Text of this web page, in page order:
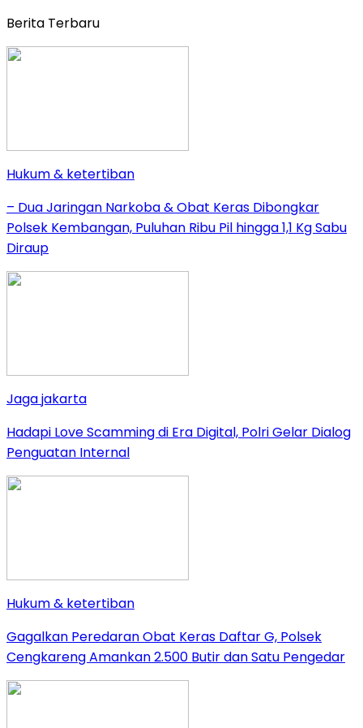
Berita Terbaru
Hukum & ketertiban
– Dua Jaringan Narkoba & Obat Keras Dibongkar
Polsek Kembangan, Puluhan Ribu Pil hingga 1,1 Kg Sabu
Diraup
Jaga jakarta
Hadapi Love Scamming di Era Digital, Polri Gelar Dialog
Penguatan Internal
Hukum & ketertiban
Gagalkan Peredaran Obat Keras Daftar G, Polsek
Cengkareng Amankan 2.500 Butir dan Satu Pengedar